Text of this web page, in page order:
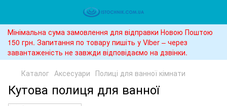
Мінімальна сума замовлення для відправки Новою Поштою
150 грн. Запитання по товару пишіть у Viber – через
завантаженість не завжди відповідаємо на дзвінки.
Каталог Аксесуари Полиці для ванної кімнати
Кутова полиця для ванної